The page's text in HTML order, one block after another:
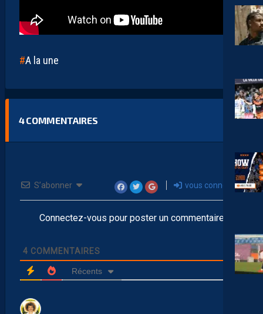
A la une
4COMMENTAIRES
S’abonner vous connecter
Connectez-vous pour poster un commentaire
4 COMMENTAIRES
Récents